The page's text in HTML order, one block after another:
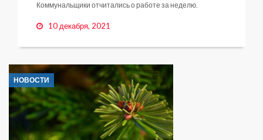
Коммунальщики отчитались о работе за неделю.
10 декабря, 2021
НОВОСТИ